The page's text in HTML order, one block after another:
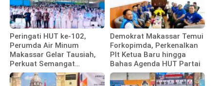
Peringati HUT ke-102,
Perumda Air Minum
Makassar Gelar Tausiah,
Perkuat Semangat
Pengabdian Pegawai
Demokrat Makassar Temui
Forkopimda, Perkenalkan
Plt Ketua Baru hingga
Bahas Agenda HUT Partai